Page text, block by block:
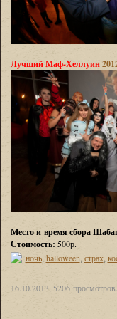
Лучший Маф-Хеллуин
Место и время сбора
Стоимость: 500р.
ночь, halloween, страх,
16.10.2013, 5206 просмотров.